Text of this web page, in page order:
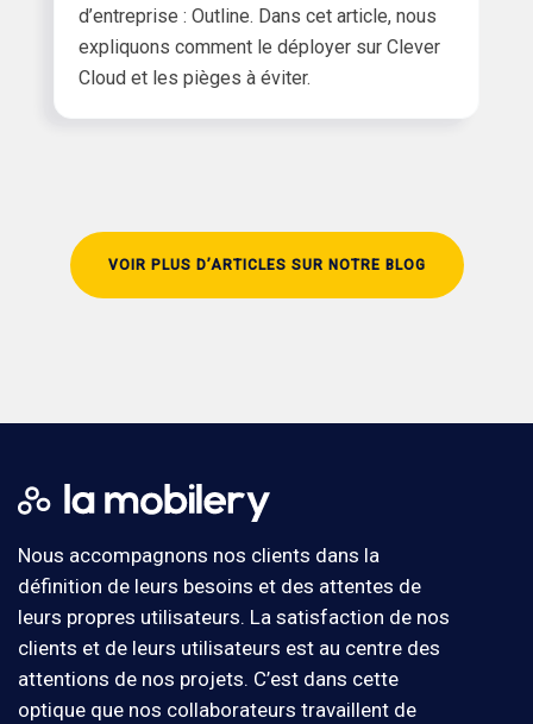
d’entreprise : Outline. Dans cet article, nous
expliquons comment le déployer sur Clever
Cloud et les pièges à éviter.
VOIR PLUS D’ARTICLES SUR NOTRE BLOG
Nous accompagnons nos clients dans la
définition de leurs besoins et des attentes de
leurs propres utilisateurs. La satisfaction de nos
clients et de leurs utilisateurs est au centre des
attentions de nos projets. C’est dans cette
optique que nos collaborateurs travaillent de